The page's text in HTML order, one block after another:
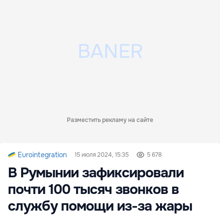
Разместить рекламу на сайте
Eurointegration 15 июля 2024, 15:35 5 678
В Румынии зафиксировали
почти 100 тысяч звонков в
службу помощи из-за жары